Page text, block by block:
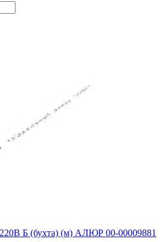
Б (бухта) (м) АЛЮР 00-00009881